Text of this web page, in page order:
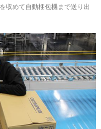
収めて自動梱包機まで送り出